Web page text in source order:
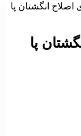
اصلاح انگشتان پا
پا